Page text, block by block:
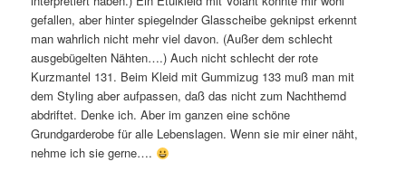
gefallen, aber hinter spiegelnder Glasscheibe geknipst erkennt
man wahrlich nicht mehr viel davon. (Außer dem schlecht
ausgebügelten Nähten….) Auch nicht schlecht der rote
Kurzmantel 131. Beim Kleid mit Gummizug 133 muß man mit
dem Styling aber aufpassen, daß das nicht zum Nachthemd
abdriftet. Denke ich. Aber im ganzen eine schöne
Grundgarderobe für alle Lebenslagen. Wenn sie mir einer näht,
nehme ich sie gerne….